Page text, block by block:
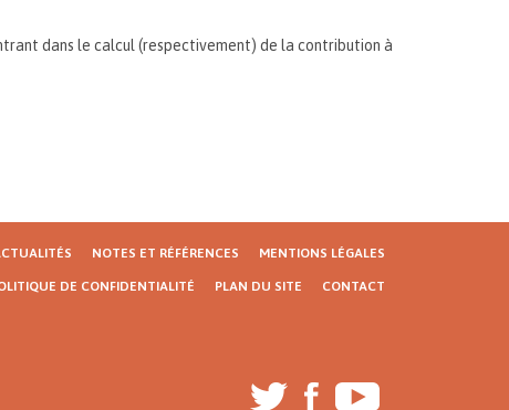
dans le calcul (respectivement) de la contribution à
NOTES ET RÉFÉRENCES MENTIONS LÉGALES
DE CONFIDENTIALITÉ PLAN DU SITE CONTACT